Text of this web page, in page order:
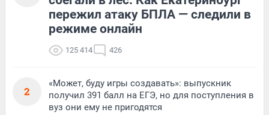
пережил атаку БПЛА — следили в
режиме онлайн
125 414 426
2
«Может, буду игры создавать»: выпускник
получил 391 балл на ЕГЭ, но для поступления в
вуз они ему не пригодятся